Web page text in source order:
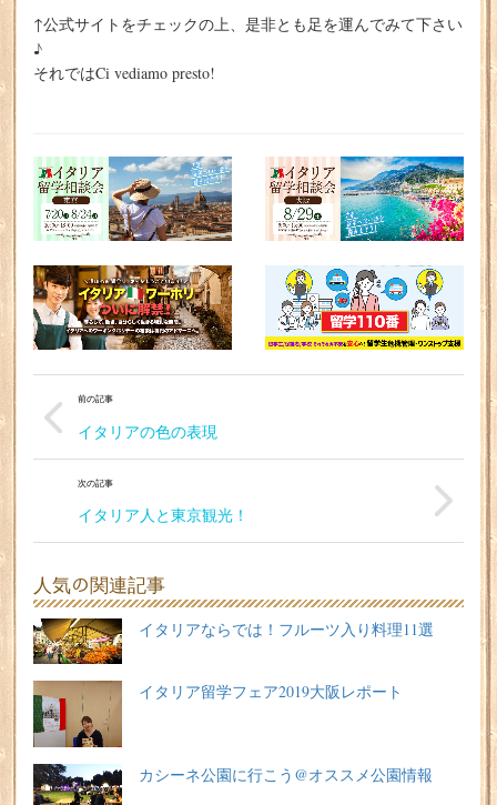
↑公式サイトをチェックの上、是非とも足を運んでみて下さい
♪
それではCi vediamo presto!
前の記事
イタリアの色の表現
次の記事
イタリア人と東京観光！
人気の関連記事
イタリアならでは！フルーツ入り料理11選
イタリア留学フェア2019大阪レポート
カシーネ公園に行こう@オススメ公園情報